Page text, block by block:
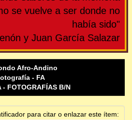
se vuelve a ser donde no
había sido"
y Juan García Salazar
Afro-Andino
- FA
- FOTOGRAFÍAS B/N
para citar o enlazar este ítem: